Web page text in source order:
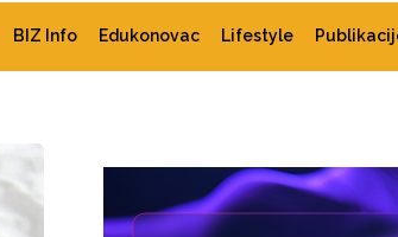
BIZ Info Edukonovac Lifestyle